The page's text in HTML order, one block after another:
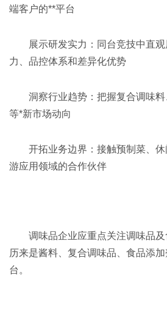
端客户的**平台
展示研发实力：同台竞技中直
力、品控体系和差异化优势
洞察行业趋势：把握复合调味
等*新市场动向
开拓业务边界：接触预制菜、
游应用领域的合作伙伴
调味品企业应重点关注调味品
历来是酱料、复合调味品、食品添
台。